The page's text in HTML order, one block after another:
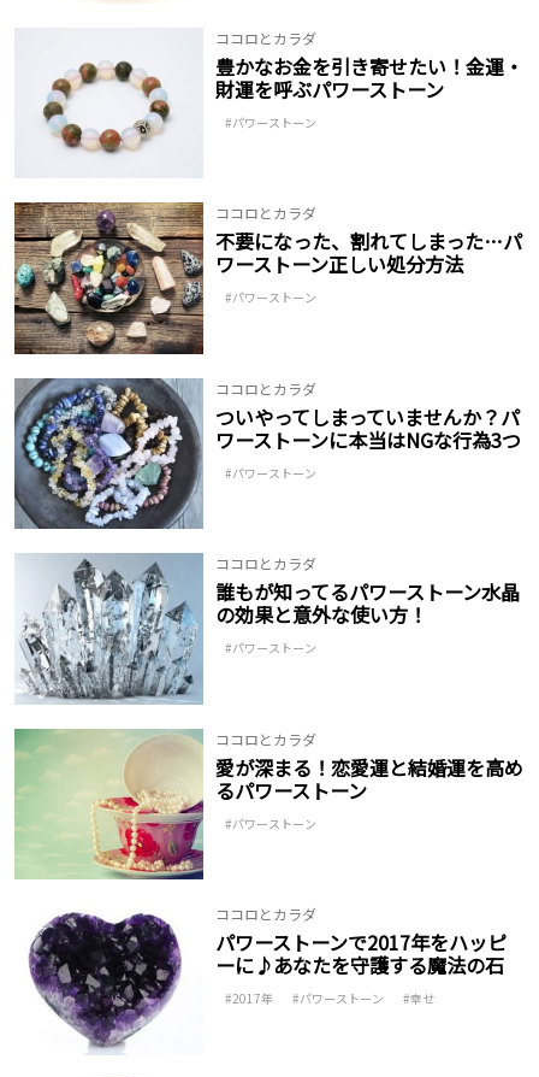
ココロとカラダ
豊かなお金を引き寄せたい！金運・
財運を呼ぶパワーストーン
パワーストーン
ココロとカラダ
不要になった、割れてしまった…パ
ワーストーン正しい処分方法
パワーストーン
ココロとカラダ
ついやってしまっていませんか？パ
ワーストーンに本当はNGな行為3つ
パワーストーン
ココロとカラダ
誰もが知ってるパワーストーン水晶
の効果と意外な使い方！
パワーストーン
ココロとカラダ
愛が深まる！恋愛運と結婚運を高め
るパワーストーン
パワーストーン
ココロとカラダ
パワーストーンで2017年をハッピ
ーに♪あなたを守護する魔法の石
2017年 パワーストーン 幸せ